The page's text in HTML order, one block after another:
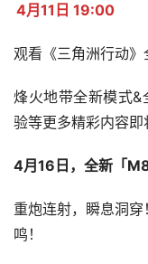
4月11日 19:00
观看《三角洲行动
烽火地带全新模式
验等更多精彩内容即
4月16日，全新「
重炮连射，瞬息洞
鸣！